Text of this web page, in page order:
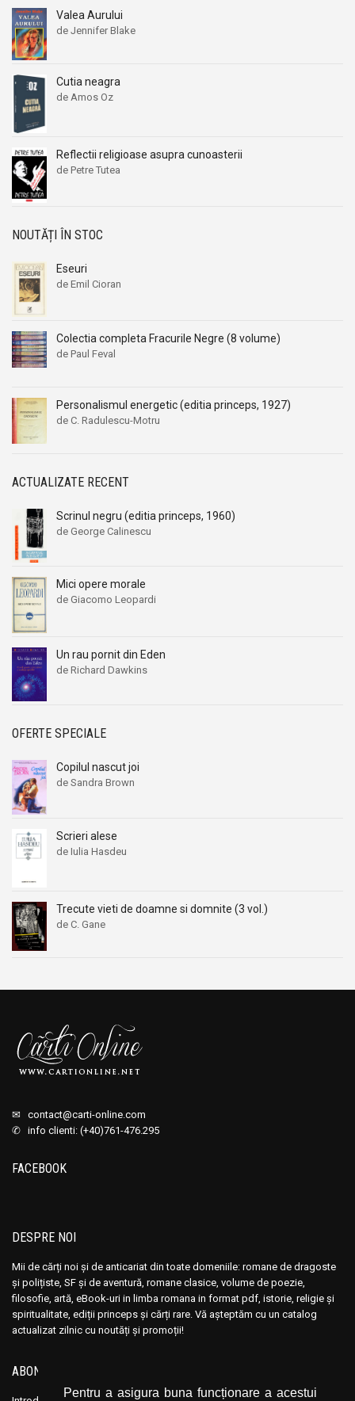
Pentru a asigura buna funcționare a acestui
Valea Aurului
de Jennifer Blake
Cutia neagra
de Amos Oz
Reflectii religioase asupra cunoasterii
de Petre Tutea
NOUTĂȚI ÎN STOC
Eseuri
de Emil Cioran
Colectia completa Fracurile Negre (8 volume)
de Paul Feval
Personalismul energetic (editia princeps, 1927)
de C. Radulescu-Motru
ACTUALIZATE RECENT
Scrinul negru (editia princeps, 1960)
de George Calinescu
Mici opere morale
de Giacomo Leopardi
Un rau pornit din Eden
de Richard Dawkins
OFERTE SPECIALE
Copilul nascut joi
de Sandra Brown
Scrieri alese
de Iulia Hasdeu
Trecute vieti de doamne si domnite (3 vol.)
de C. Gane
✉ contact@carti-online.com
✆ info clienti: (+40)761-476.295
FACEBOOK
DESPRE NOI
Mii de cărți noi și de anticariat din toate domeniile: romane de dragoste
și polițiste, SF și de aventură, romane clasice, volume de poezie,
filosofie, artă, eBook-uri in limba romana in format pdf, istorie, religie și
spiritualitate, ediții princeps și cărți rare. Vă așteptăm cu un catalog
actualizat zilnic cu noutăți și promoții!
ABONEAZĂ-TE LA NEWSLETTER